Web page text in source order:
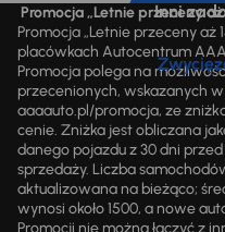
Inni
Promocja „Letnie przeceny aż
Promocja „Letnie przeceny aż
placówkach Autocentrum
Promocja polega na
przecenionych, wskazanych
aaaauto.pl/promocja, ze
cenie. Zniżka jest obliczana
danego pojazdu z 30 dni
sprzedaży. Liczba
aktualizowana na bieżąco;
wynosi około 1500, a nowe
Promocji nie można łączyć z